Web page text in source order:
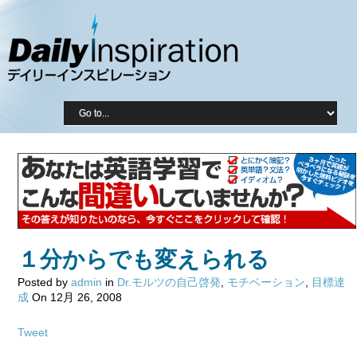
１分からでも変えられる
Posted by admin in Dr.モルツの自己啓発 モチベーション
目標達
成 On 12月 26, 2008
Tweet